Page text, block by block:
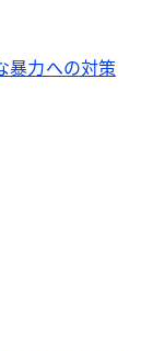
暴力への対策